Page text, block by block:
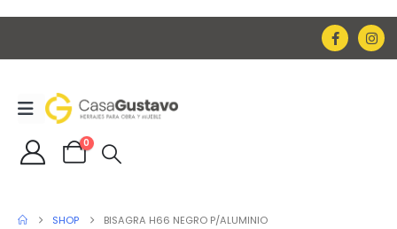
0
SHOP BISAGRA H66 NEGRO P/ALUMINIO